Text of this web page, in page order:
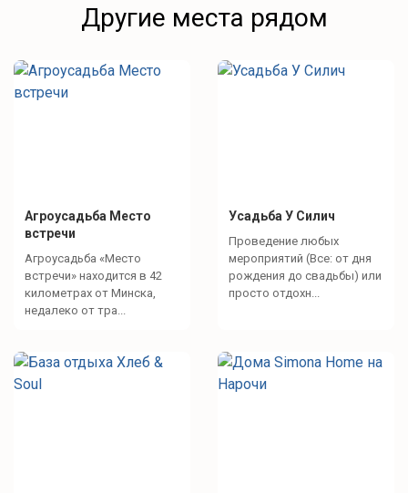
Велосипеды по 2 шт. в каждом доме (бесплатно)
Для детей
Минское море (400 м)
Другие места рядом
Агроусадьба Место
встречи
Агроусадьба «Место
встречи» находится в 42
километрах от Минска,
недалеко от тра...
Усадьба У Силич
Проведение любых
мероприятий (Все: от дня
рождения до свадьбы) или
просто отдохн...